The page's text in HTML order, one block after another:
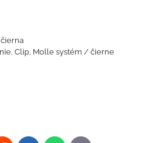
Clip, Molle systém / čierne